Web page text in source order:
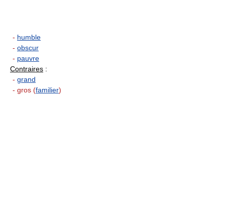
- humble
- obscur
- pauvre
Contraires :
- grand
- gros (familier)